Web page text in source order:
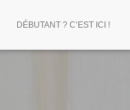
DÉBUTANT ? C’EST ICI !